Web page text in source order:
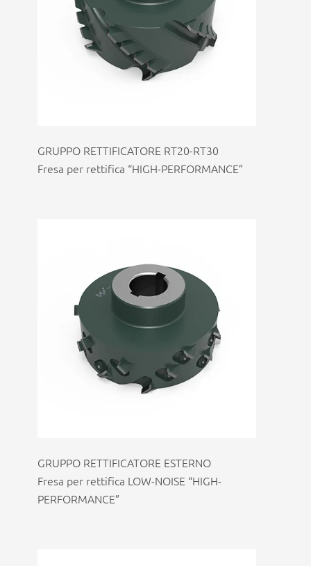
GRUPPO RETTIFICATORE RT20-RT30
Fresa per rettifica “HIGH-PERFORMANCE”
GRUPPO RETTIFICATORE ESTERNO
Fresa per rettifica LOW-NOISE “HIGH-
PERFORMANCE”